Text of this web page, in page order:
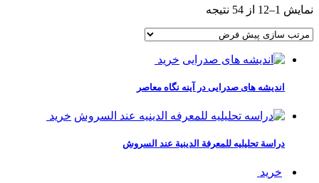
نمایش 1–12 از 54 نتیجه
خرید
اندیشه های صدرایی در آینه نگاه معاصر
خرید
دراسة تحلیلیه للمعرفة الدینیة عند السروش
خرید